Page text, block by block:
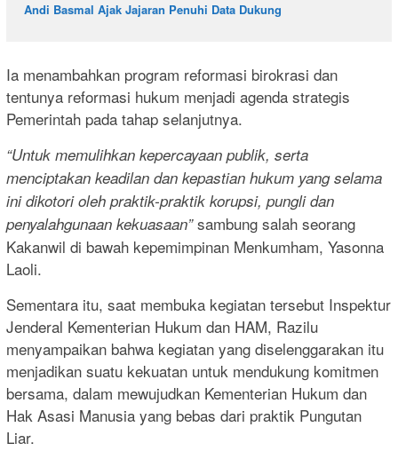
Andi Basmal Ajak Jajaran Penuhi Data Dukung
Ia menambahkan program reformasi birokrasi dan
tentunya reformasi hukum menjadi agenda strategis
Pemerintah pada tahap selanjutnya.
“Untuk memulihkan kepercayaan publik, serta
menciptakan keadilan dan kepastian hukum yang selama
ini dikotori oleh praktik-praktik korupsi, pungli dan
penyalahgunaan kekuasaan”sambung salah seorang
Kakanwil di bawah kepemimpinan Menkumham, Yasonna
Laoli.
Sementara itu, saat membuka kegiatan tersebut Inspektur
Jenderal Kementerian Hukum dan HAM, Razilu
menyampaikan bahwa kegiatan yang diselenggarakan itu
menjadikan suatu kekuatan untuk mendukung komitmen
bersama, dalam mewujudkan Kementerian Hukum dan
Hak Asasi Manusia yang bebas dari praktik Pungutan
Liar.